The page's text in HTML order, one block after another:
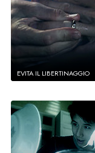
EVITA IL LIBERTINAGGIO